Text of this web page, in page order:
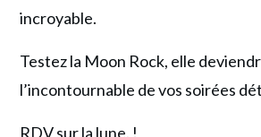
incroyable.
Testez la Moon Rock, elle
l’incontournable de vos soirées
RDV sur la lune. !